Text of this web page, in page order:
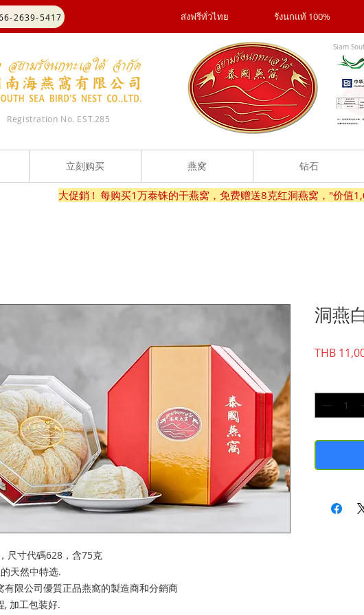
2639-5417 ส่งฟรีทั่วไทย รังนกแท้ 100%
Registration No. EST.285
Siam
立刻购买 燕窝 钻石
大促銷 ! 每购买1万泰铢的干燕窝，免费赠送8克红洞燕窝，"价值
尺寸代碼628，含75克
天然中特选.
有限公司優質正品燕窩的製造商和分銷商
, 加工包装好.
洞燕
THB